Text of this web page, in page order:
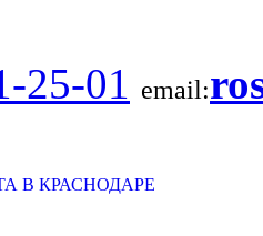
25-01 email:
В КРАСНОДАРЕ